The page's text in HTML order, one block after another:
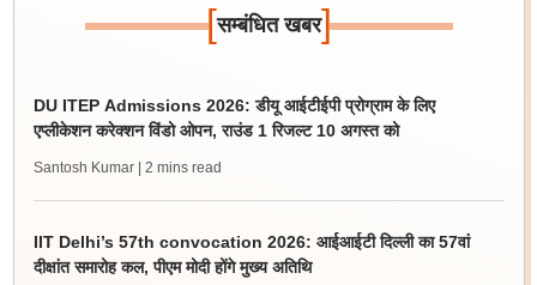
[सम्बंधित खबर]
DU ITEP Admissions 2026: डीयू आईटीईपी प्रोग्राम के लिए
एप्लीकेशन करेक्शन विंडो ओपन, राउंड 1 रिजल्ट 10 अगस्त को
Santosh Kumar | 2 mins read
IIT Delhi’s 57th convocation 2026: आईआईटी दिल्ली का 57वां
दीक्षांत समारोह कल, पीएम मोदी होंगे मुख्य अतिथि